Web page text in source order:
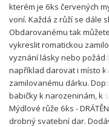
kterém je 6ks červených
voní. Každá z růží se dále
Obdarovanému tak
vykreslit romatickou
vyznání lásky nebo
například darovat i místo
zamilovanému dárku.
babičky k narozeninám, k
Mýdlové růže 6ks -
drobný svatební dar.